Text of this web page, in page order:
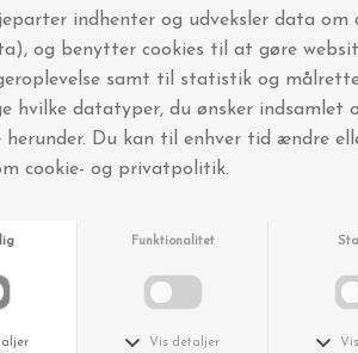
Andre købte også